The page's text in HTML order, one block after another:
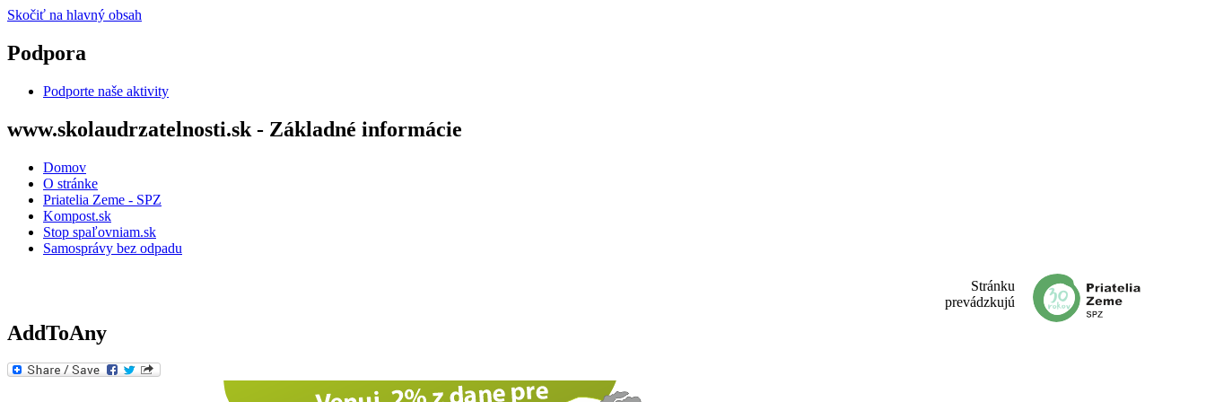
Skočiť na hlavný obsah
Podpora
Podporte naše aktivity
www.skolaudrzatelnosti.sk - Základné informácie
Domov
O stránke
Priatelia Zeme - SPZ
Kompost.sk
Stop spaľovniam.sk
Samosprávy bez odpadu
Stránku
prevádzkujú
AddToAny